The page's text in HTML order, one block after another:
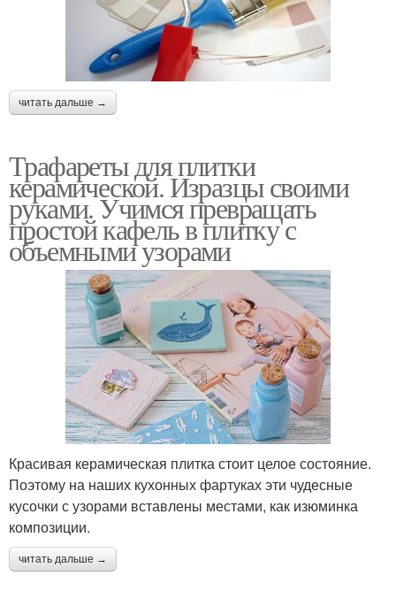
читать дальше →
Трафареты для плитки
керамической. Изразцы своими
руками. Учимся превращать
простой кафель в плитку с
объемными узорами
Красивая керамическая плитка стоит целое состояние.
Поэтому на наших кухонных фартуках эти чудесные
кусочки с узорами вставлены местами, как изюминка
композиции.
читать дальше →